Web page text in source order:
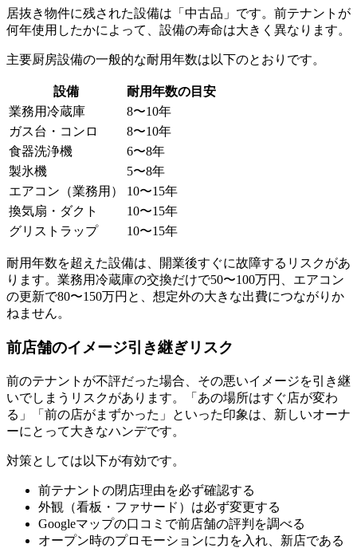
居抜き物件に残された設備は「中古品」です。前テナントが
何年使用したかによって、設備の寿命は大きく異なります。
主要厨房設備の一般的な耐用年数は以下のとおりです。
設備
耐用年数の目安
業務用冷蔵庫
8〜10年
ガス台・コンロ
8〜10年
食器洗浄機
6〜8年
製氷機
5〜8年
エアコン（業務用）
10〜15年
換気扇・ダクト
10〜15年
グリストラップ
10〜15年
耐用年数を超えた設備は、開業後すぐに故障するリスクがあ
ります。業務用冷蔵庫の交換だけで50〜100万円、エアコン
の更新で80〜150万円と、想定外の大きな出費につながりか
ねません。
前店舗のイメージ引き継ぎリスク
前のテナントが不評だった場合、その悪いイメージを引き継
いでしまうリスクがあります。「あの場所はすぐ店が変わ
る」「前の店がまずかった」といった印象は、新しいオーナ
ーにとって大きなハンデです。
対策としては以下が有効です。
前テナントの閉店理由を必ず確認する
外観（看板・ファサード）は必ず変更する
Googleマップの口コミで前店舗の評判を調べる
オープン時のプロモーションに力を入れ、新店である